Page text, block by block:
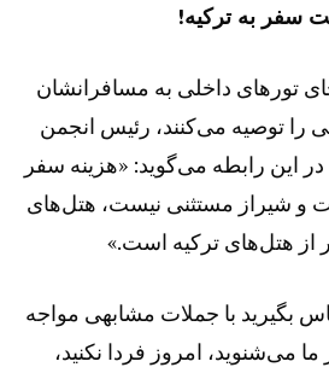
سفر به ترکیه!
تور‌های داخلی به مسافرانشان
را توصیه می‌کنند، رئیس انجمن
این رابطه می‌گوید: «هزینه سفر
و شیراز مستثنی نیست، هتل‌های
از هتل‌های ترکیه است.»
بگیرید با جملات مشابهی مواجه
ما می‌شنوید، امروز فردا نکنید،